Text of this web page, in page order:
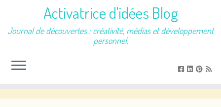
Activatrice d'idées Blog
Journal de découvertes : créativité, médias et développement
personnel.